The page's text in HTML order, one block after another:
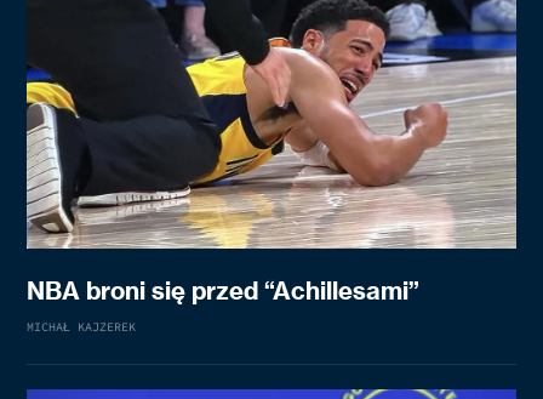
NBA broni się przed “Achillesami”
MICHAŁ KAJZEREK